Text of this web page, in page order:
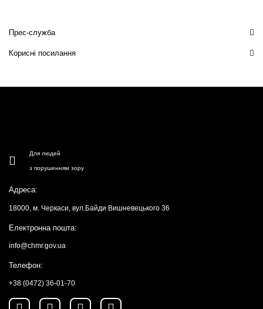
Прес-служба
Корисні посилання
Для людей
з порушенням зору
Адреса:
18000, м. Черкаси, вул.Байди Вишневецького 36
Електронна пошта:
info@chmr.gov.ua
Телефон:
+38 (0472) 36-01-70